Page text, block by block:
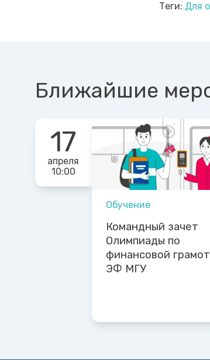
Теги: Для
Ближайшие
17
апреля
10:00
Обучение
Командный зачет
Олимпиады по
финансовой
ЭФ МГУ